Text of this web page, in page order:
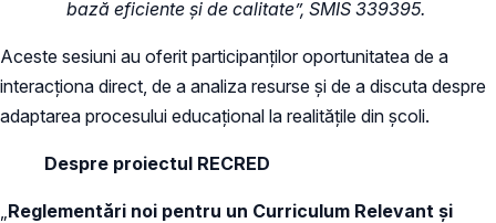
bază eficiente și de calitate”, SMIS 339395.
Aceste sesiuni au oferit participanților oportunitatea de a
interacționa direct, de a analiza resurse și de a discuta despre
adaptarea procesului educațional la realitățile din școli.
Despre proiectul RECRED
Reglementări noi pentru un Curriculum Relevant și